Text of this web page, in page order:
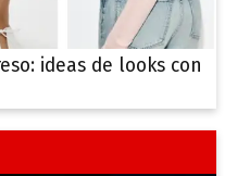
ideas de looks con